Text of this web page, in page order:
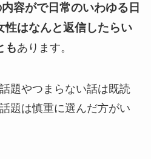
容がで日常のいわゆる日
性はなんと返信したらい
もあります。
題やつまらない話は既読
題は慎重に選んだ方がい